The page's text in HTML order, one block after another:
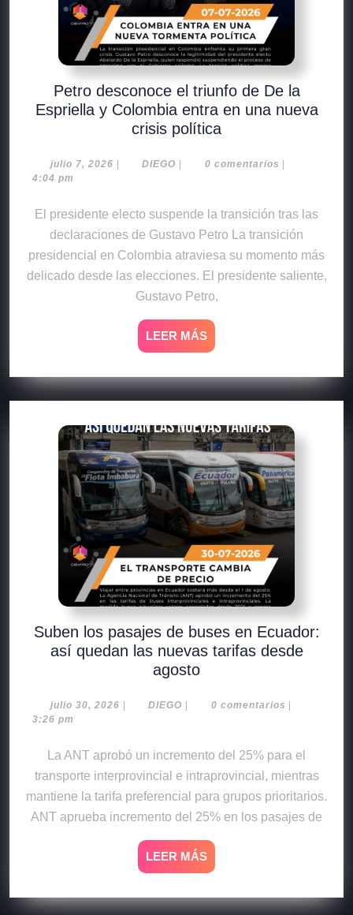
Petro desconoce el triunfo de De la
Espriella y Colombia entra en una nueva
crisis política
julio 7, 2026 | DIEGO | 0 comentarios |
4:04 pm
El presidente electo suspende la transición tras las
declaraciones de Gustavo Petro La transición
presidencial en Colombia atraviesa su momento más
delicado desde las elecciones. El presidente saliente,
Gustavo Petro,
LEER MÁS
Suben los pasajes de buses en Ecuador:
así quedan las nuevas tarifas desde
agosto
julio 30, 2026 | DIEGO | 0 comentarios |
3:26 pm
transporte interprovincial e intraprovincial, mientras
mantiene la tarifa preferencial para grupos prioritarios.
ANT aprueba incremento del 25% en los pasajes de
LEER MÁS